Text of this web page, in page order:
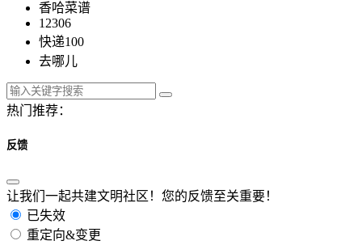
香哈菜谱
12306
快递100
去哪儿
热门推荐：
反馈
让我们一起共建文明社区！您的反馈至关重要！
已失效
重定向&变更